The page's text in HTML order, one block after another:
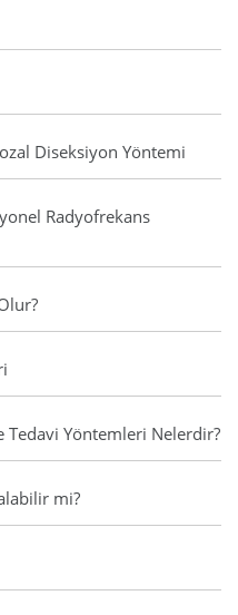
Diseksiyon Yöntemi
Radyofrekans
Tedavi Yöntemleri Nelerdir?
mi?